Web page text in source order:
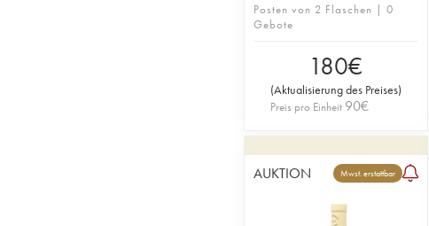
Posten von 2 Flaschen | 0
Gebote
180€
(Aktualisierung des Preises)
Preis pro Einheit 90€
AUKTION Mwst. erstattbar